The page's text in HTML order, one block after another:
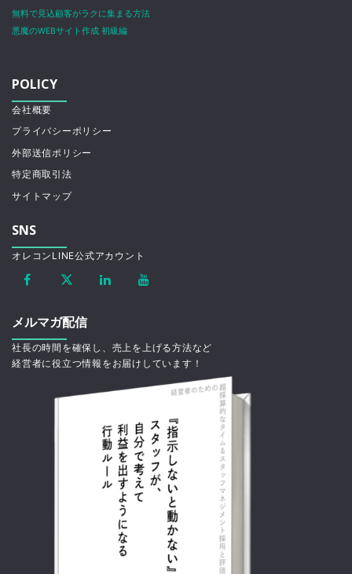
無料で見込顧客がラクに集まる方法
悪魔のWEBサイト作成 初級編
POLICY
会社概要
プライバシーポリシー
外部送信ポリシー
特定商取引法
サイトマップ
SNS
オレコンLINE公式アカウント
メルマガ配信
社長の時間を確保し、売上を上げる方法など
経営者に役立つ情報をお届けしています！